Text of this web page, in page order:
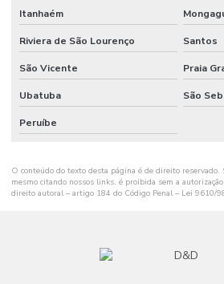
Itanhaém
Riviera de São Lourenço Santos
São Vicente Praia
Ubatuba São
Peruíbe
O conteúdo do texto desta página é de direito reservado.
mesmo citando nossos links, é proibida sem a
direito autoral – artigo 184 do Código Penal – Lei 9610/